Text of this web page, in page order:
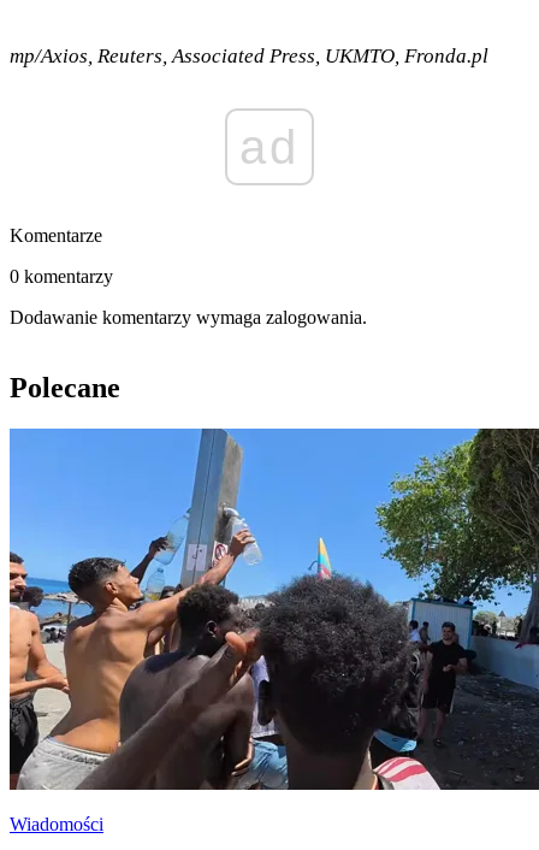
mp/Axios, Reuters, Associated Press, UKMTO, Fronda.pl
ad
Komentarze
0 komentarzy
Dodawanie komentarzy wymaga zalogowania.
Polecane
Wiadomości